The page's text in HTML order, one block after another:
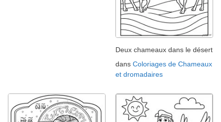
Deux chameaux dans le désert
dans Coloriages de Chameaux
et dromadaires